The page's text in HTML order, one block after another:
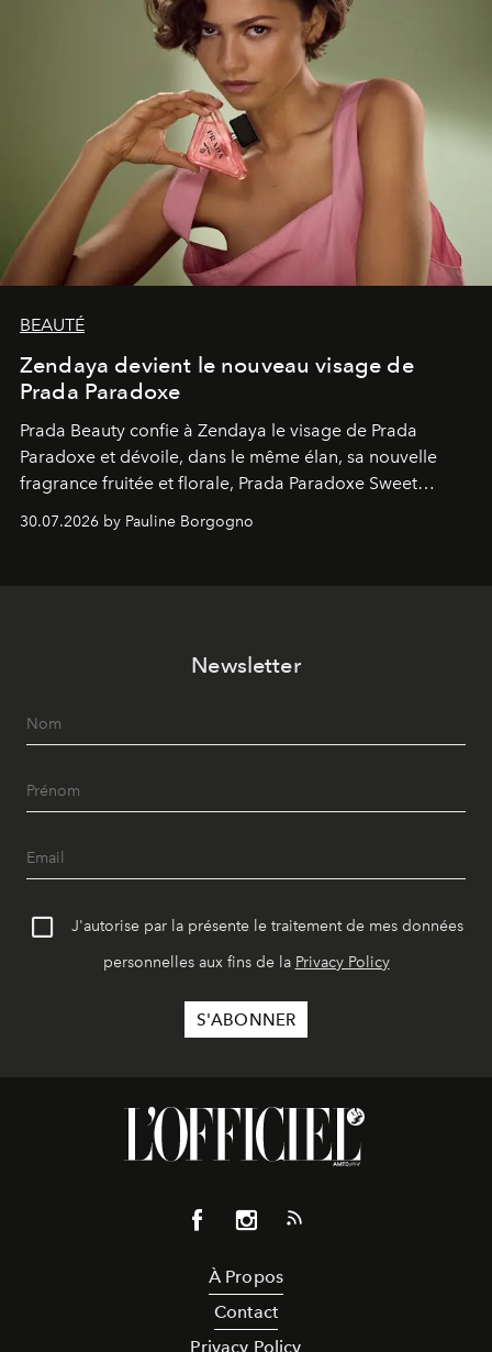
BEAUTÉ
Zendaya devient le nouveau visage de
Prada Paradoxe
Prada Beauty confie à Zendaya le visage de Prada
Paradoxe et dévoile, dans le même élan, sa nouvelle
fragrance fruitée et florale, Prada Paradoxe Sweet
Chemistry Eau de Parfum.
30.07.2026 by Pauline Borgogno
Newsletter
J'autorise par la présente le traitement de mes données
personnelles aux fins de la Privacy Policy
À Propos
Contact
Privacy Policy